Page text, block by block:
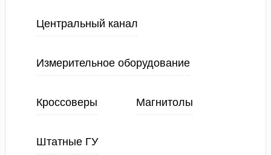
Центральный канал
Измерительное оборудование
Кроссоверы Магнитолы
Штатные ГУ